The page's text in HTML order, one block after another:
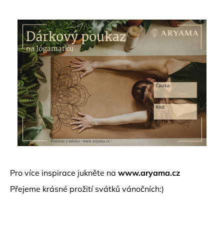
Pro více inspirace jukněte na www.aryama.cz
Přejeme krásné prožití svátků vánočních:)